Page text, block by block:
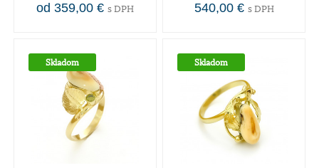
od 359,00 € s DPH
540,00 € s DPH
Skladom Skladom